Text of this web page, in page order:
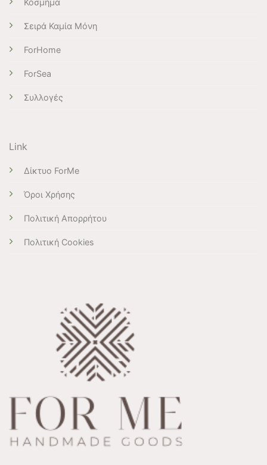
Σειρά Καμία Μόνη
ForHome
ForSea
Συλλογές
Link
Δίκτυο ForMe
Όροι Χρήσης
Πολιτική Απορρήτου
Πολιτική Cookies